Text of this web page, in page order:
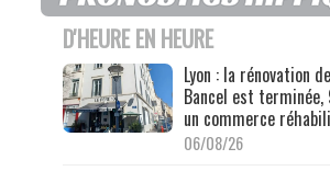
D'HEURE EN HEURE
Lyon : la rénovation
Bancel est
un commerce
06/08/26